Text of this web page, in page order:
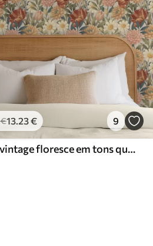
€13.23€ 9
Jardim vintage floresce em tons quentes de terracota e pêssego